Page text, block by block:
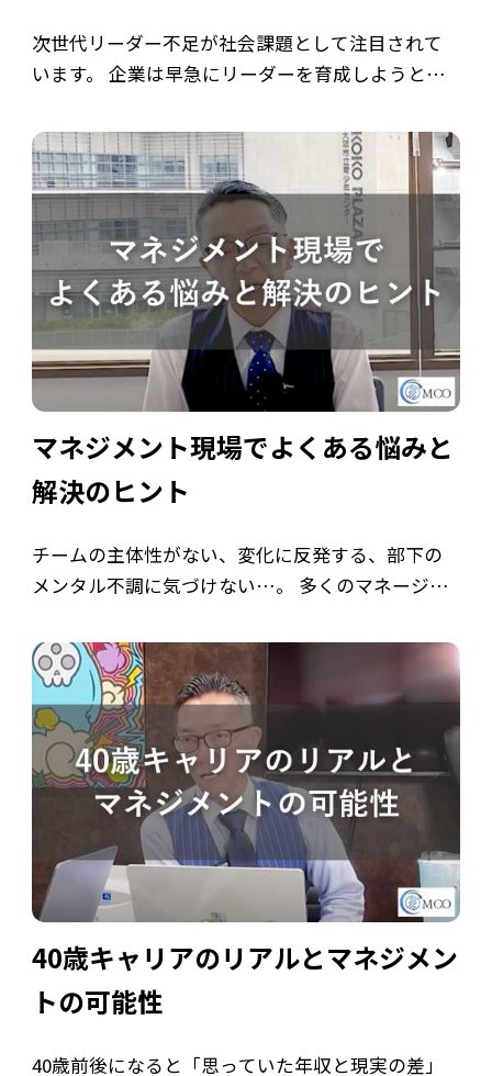
次世代リーダー不足が社会課題として注目されて
います。 企業は早急にリーダーを育成しようとし
ても成功しません。 この記事では、リーダーシッ
プをめぐる企業と個人の意識のズレや、リー […]
マネジメント現場でよくある悩みと
解決のヒント
チームの主体性がない、変化に反発する、部下の
メンタル不調に気づけない…。 多くのマネージャ
できることが多いです。 本記事では、現場でよく
あるマネジメントの課題とその背景を整理し […]
40歳キャリアのリアルとマネジメン
トの可能性
40歳前後になると「思っていた年収と現実の差」